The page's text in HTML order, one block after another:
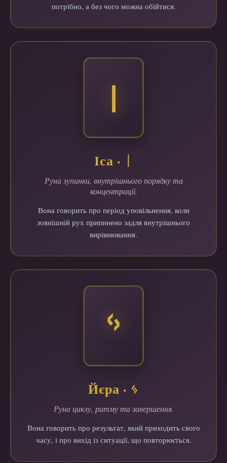
потрібно, а без чого можна обійтися.
ᛁ
Іса · ᛁ
Руна зупинки, внутрішнього порядку та
концентрації.
Вона говорить про період уповільнення, коли
зовнішній рух припинено задля внутрішнього
вирівнювання.
ᛃ
Йєра · ᛃ
Руна циклу, ритму та завершення.
Вона говорить про результат, який приходить свого
часу, і про вихід із ситуації, що повторюється.